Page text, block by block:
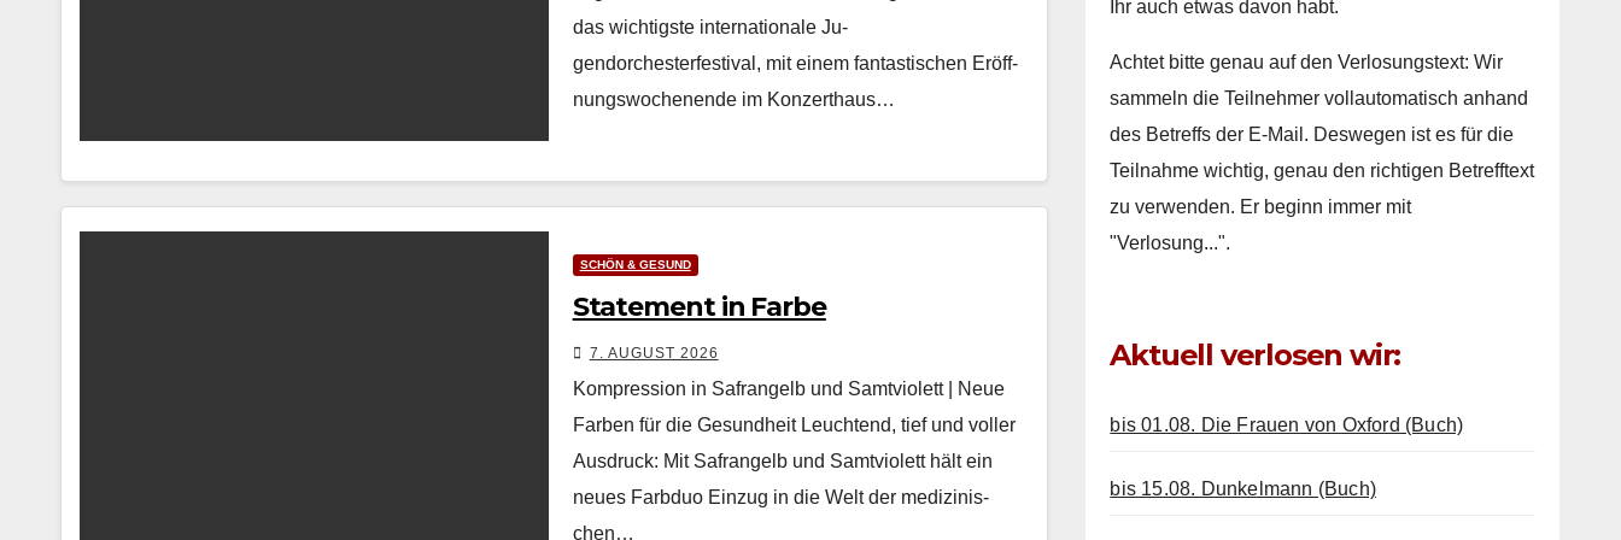
das wichtig­ste inter­na­tionale Ju­
gendorchesterfestival, mit einem fan­tastis­chen Eröff­
nungswoch­enende im Konz­erthaus…
SCHÖN & GESUND
Statement in Farbe
7. AUGUST 2026
Kompression in Safrangelb und Samtviolett | Neue
Farben für die Gesundheit Leuch­t­end, tief und voller
Aus­druck: Mit Safrangelb und Samtvi­o­lett hält ein
neues Farb­duo Einzug in die Welt der medi­zinis­
chen…
Ihr auch etwas davon habt.
Achtet bitte genau auf den Verlosungstext: Wir
sammeln die Teilnehmer vollautomatisch anhand
des Betreffs der E-Mail. Deswegen ist es für die
Teilnahme wichtig, genau den richtigen Betrefftext
zu verwenden. Er beginn immer mit
"Verlosung...".
Aktuell verlosen wir:
bis 01.08. Die Frauen von Oxford (Buch)
bis 15.08. Dunkelmann (Buch)